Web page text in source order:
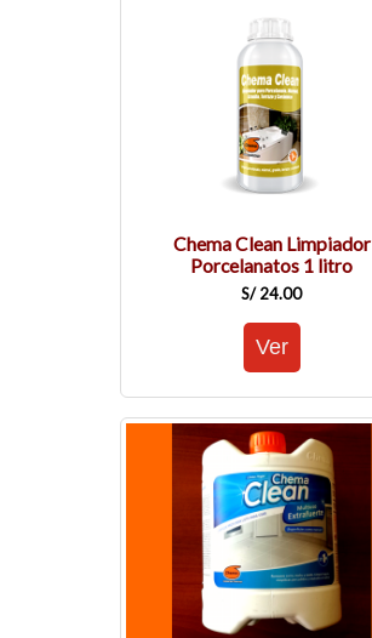
Chema Clean Limpiador
Porcelanatos 1 litro
S/ 24.00